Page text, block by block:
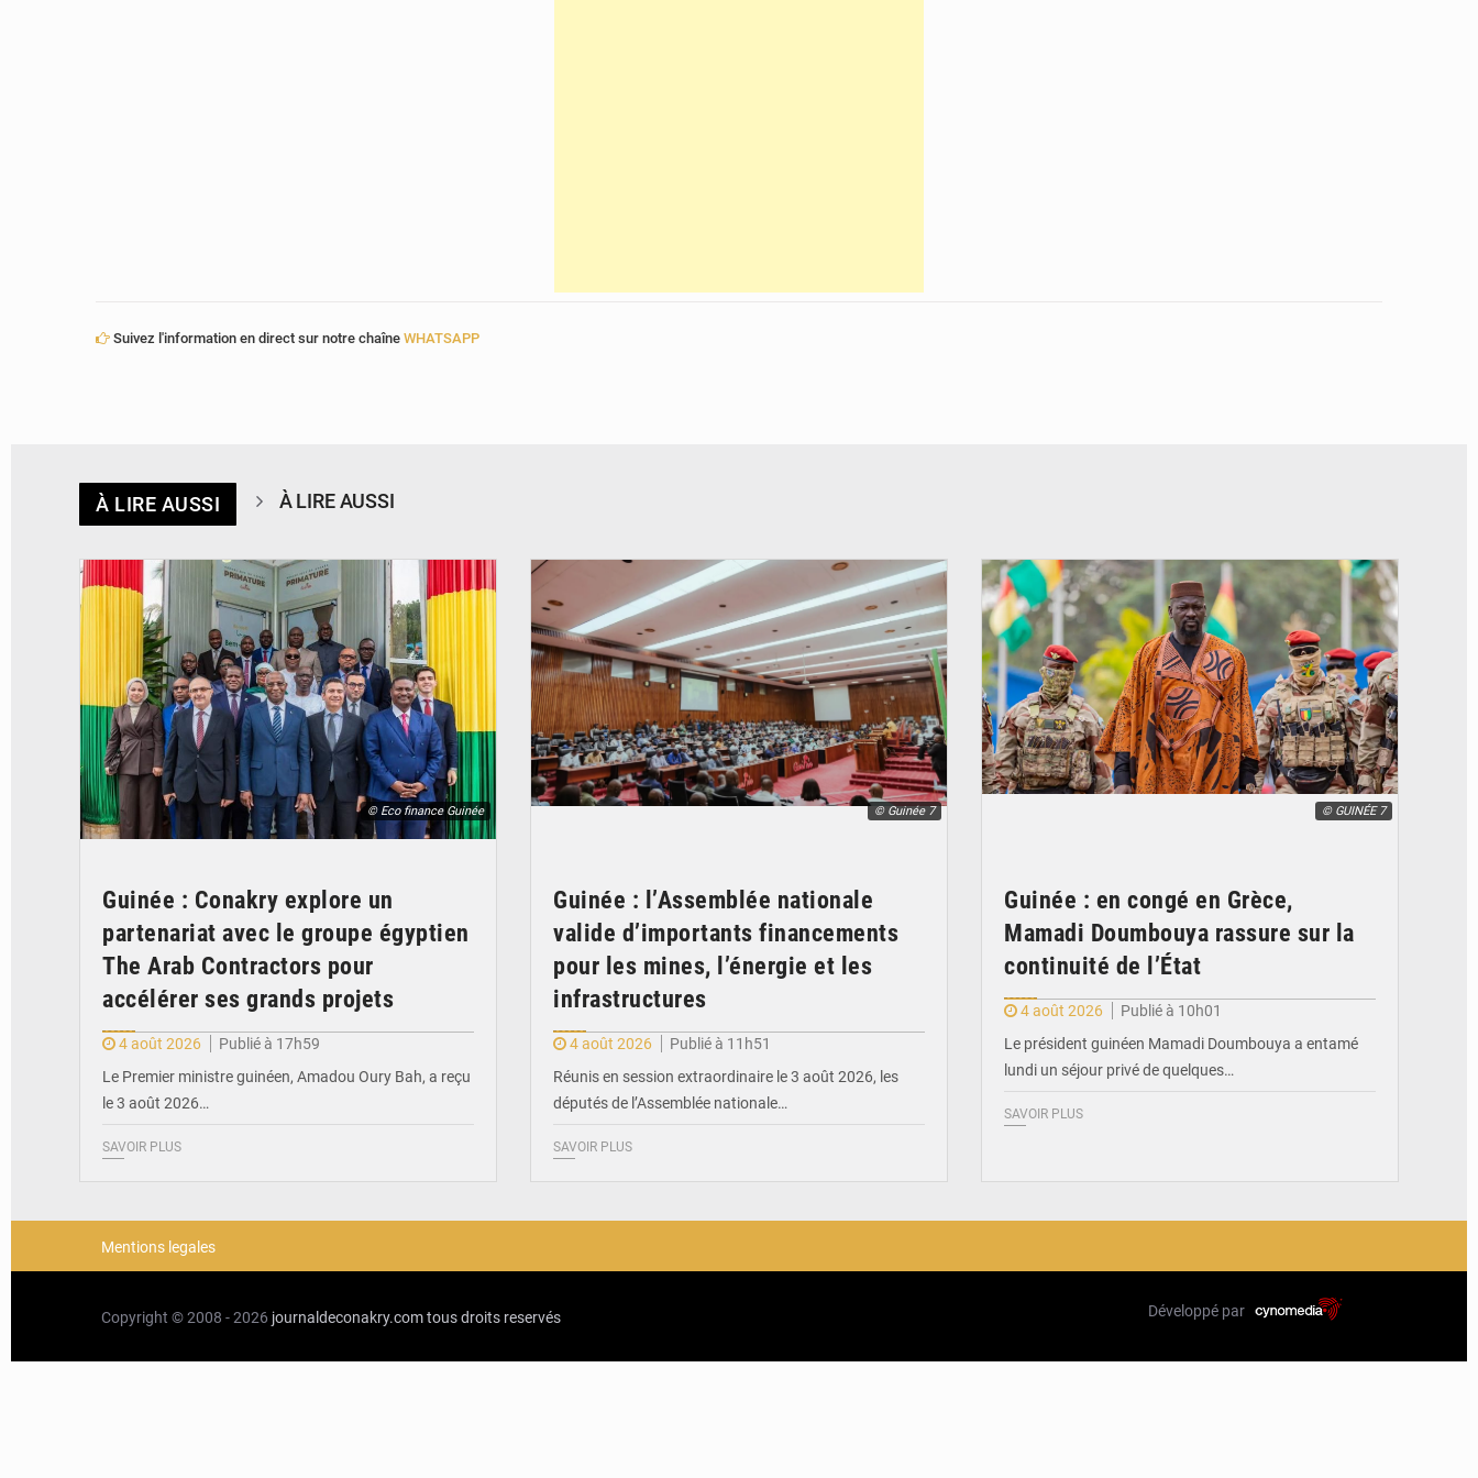
Suivez l'information en direct sur notre chaîne WHATSAPP
À LIRE AUSSI À LIRE AUSSI
© Eco finance Guinée
Guinée : Conakry explore un
partenariat avec le groupe égyptien
The Arab Contractors pour
accélérer ses grands projets
4 août 2026
Publié à 17h59
Le Premier ministre guinéen, Amadou Oury Bah, a reçu
le 3 août 2026…
SAVOIR PLUS
© Guinée 7
Guinée : l’Assemblée nationale
valide d’importants financements
pour les mines, l’énergie et les
infrastructures
4 août 2026
Publié à 11h51
Réunis en session extraordinaire le 3 août 2026, les
députés de l’Assemblée nationale…
SAVOIR PLUS
© GUINÉE 7
Guinée : en congé en Grèce,
Mamadi Doumbouya rassure sur la
continuité de l’État
4 août 2026
Publié à 10h01
Le président guinéen Mamadi Doumbouya a entamé
lundi un séjour privé de quelques…
SAVOIR PLUS
Mentions legales
Copyright © 2008 - 2026 journaldeconakry.comtous droits reservés Développé par